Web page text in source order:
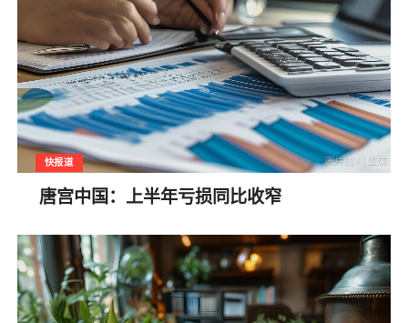
快报道
唐宫中国：上半年亏损同比收窄